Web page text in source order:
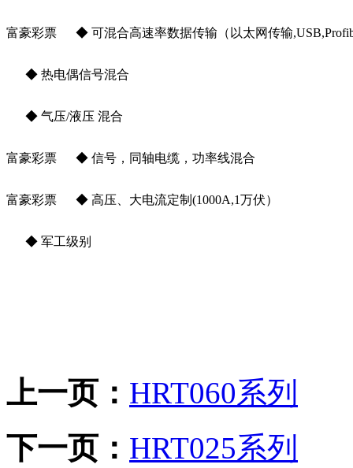
富豪彩票 ◆ 可混合高速率数据传输（以太网传输
◆ 热电偶信号混合
◆ 气压/液压 混合
富豪彩票 ◆ 信号，同轴电缆，功率线混合
富豪彩票 ◆ 高压、大电流定制(1000A,1万伏）
◆ 军工级别
上一页： HRT060系列
下一页： HRT025系列